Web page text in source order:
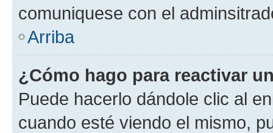
comuniquese con el
Arriba
¿Cómo hago para reactivar
Puede hacerlo dándole clic al
cuando esté viendo el mismo,